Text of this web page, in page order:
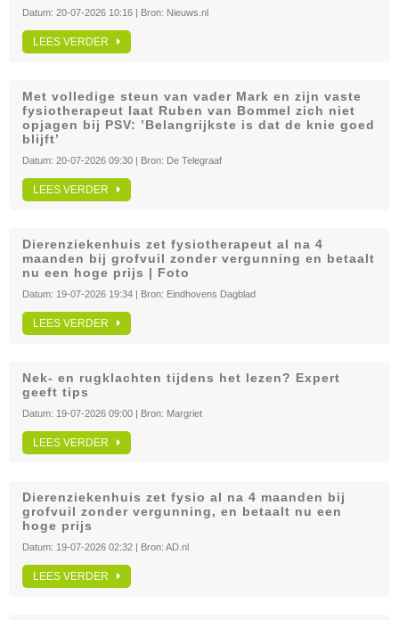
Datum: 20-07-2026 10:16 | Bron: Nieuws.nl
LEES VERDER
Met volledige steun van vader Mark en zijn vaste
fysiotherapeut laat Ruben van Bommel zich niet
opjagen bij PSV: ’Belangrijkste is dat de knie goed
blijft’
Datum: 20-07-2026 09:30 | Bron: De Telegraaf
LEES VERDER
Dierenziekenhuis zet fysiotherapeut al na 4
maanden bij grofvuil zonder vergunning en betaalt
nu een hoge prijs | Foto
Datum: 19-07-2026 19:34 | Bron: Eindhovens Dagblad
LEES VERDER
Nek- en rugklachten tijdens het lezen? Expert
geeft tips
Datum: 19-07-2026 09:00 | Bron: Margriet
LEES VERDER
Dierenziekenhuis zet fysio al na 4 maanden bij
grofvuil zonder vergunning, en betaalt nu een
hoge prijs
Datum: 19-07-2026 02:32 | Bron: AD.nl
LEES VERDER